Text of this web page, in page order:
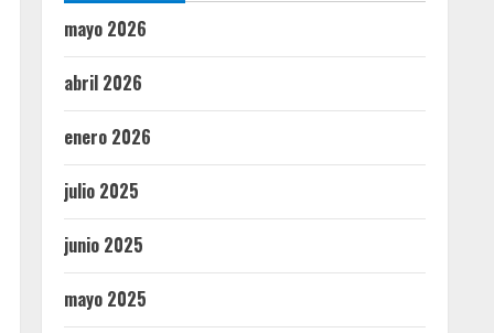
mayo 2026
abril 2026
enero 2026
julio 2025
junio 2025
mayo 2025